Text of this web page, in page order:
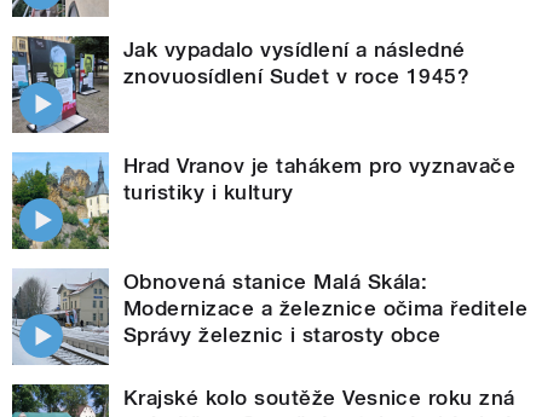
Jak vypadalo vysídlení a následné
znovuosídlení Sudet v roce 1945?
Hrad Vranov je tahákem pro vyznavače
turistiky i kultury
Obnovená stanice Malá Skála:
Modernizace a železnice očima ředitele
Správy železnic i starosty obce
Krajské kolo soutěže Vesnice roku zná